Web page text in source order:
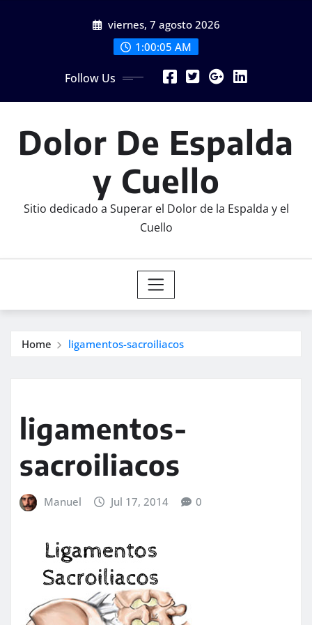
viernes, 7 agosto 2026
1:00:06 AM
Follow Us
Dolor De Espalda
y Cuello
Sitio dedicado a Superar el Dolor de la Espalda y el
Cuello
Home ligamentos-sacroiliacos
ligamentos-
sacroiliacos
Manuel Jul 17, 2014 0